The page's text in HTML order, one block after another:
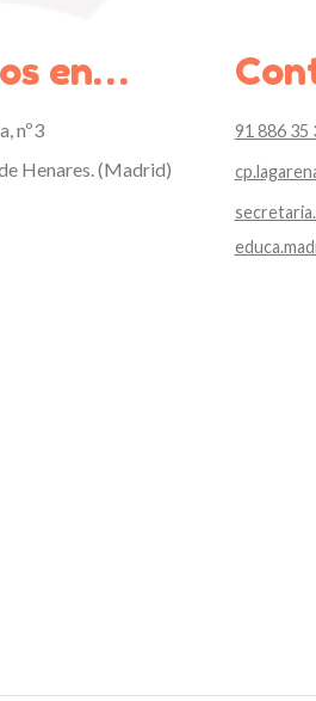
en…
nº3
Henares. (Madrid)
91 886 35